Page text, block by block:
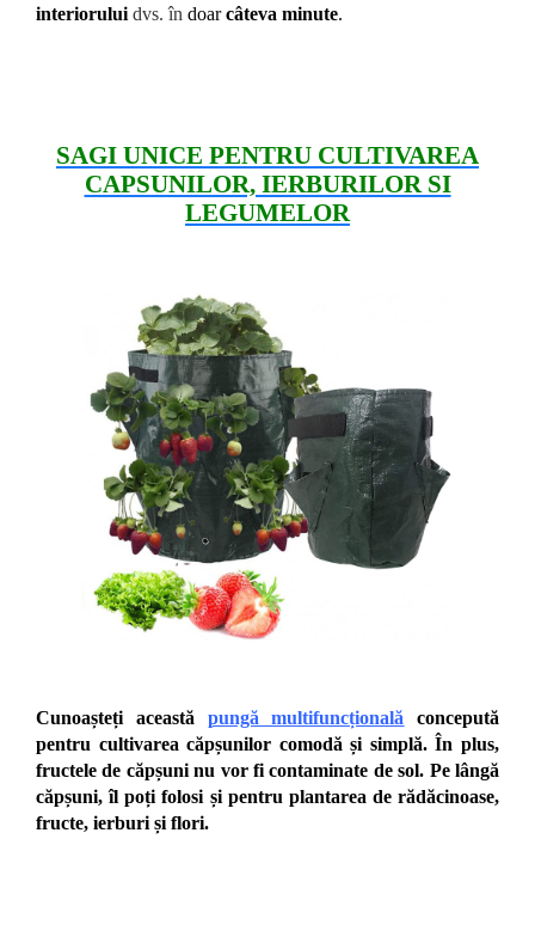
interiorului dvs. în doarcâteva minute.
SAGI UNICE PENTRU CULTIVAREA
CAPSUNILOR, IERBURILOR SI
LEGUMELOR
Cunoașteți această pungă multifuncțională concepută
pentru cultivarea căpșunilor comodă și simplă. În plus,
fructele de căpșuni nu vor fi contaminate de sol. Pe lângă
căpșuni, îl poți folosi și pentru plantarea de rădăcinoase,
fructe, ierburi și flori.